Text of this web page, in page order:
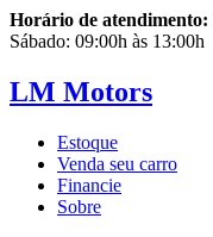
Horário de atendimento:
Sábado: 09:00h às 13:00h
LM Motors
Estoque
Venda seu carro
Financie
Sobre